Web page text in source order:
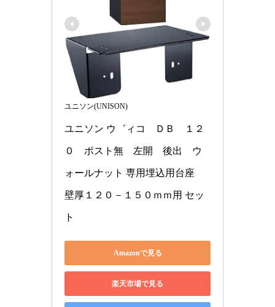
ユニソン(UNISON)
ユニソン ウ゛ィコ　ＤＢ　１２
０　ポスト無　左開　後出　ウ
ォールナット 専用埋込用台座
壁厚１２０－１５０ｍｍ用 セッ
ト
Amazonで見る
楽天市場で見る